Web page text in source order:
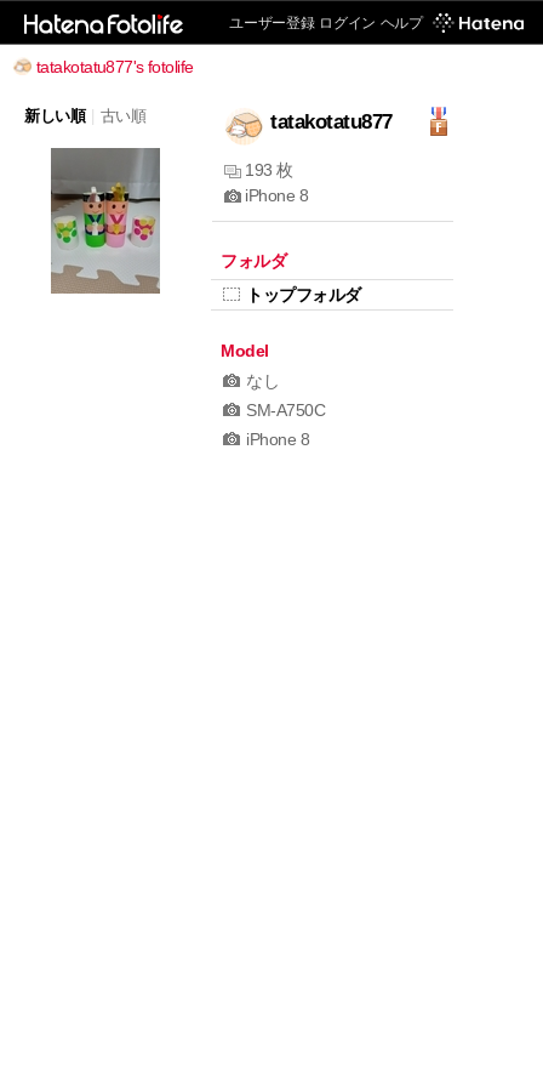
ユーザー登録 ログイン ヘルプ
tatakotatu877's fotolife
新しい順 古い順 tatakotatu877
193 枚
iPhone 8
フォルダ
トップフォルダ
Model
なし
SM-A750C
iPhone 8